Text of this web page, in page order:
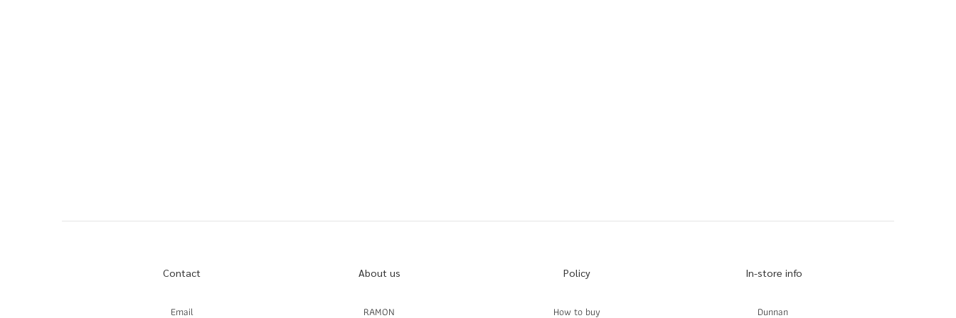
Contact
Email
About us
RAMON
Policy
How to buy
In-store info
Dunnan